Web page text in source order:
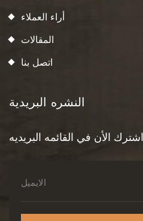
أراء العملاء
المقالات
اتصل بنا
النشره البريدية
اشترك الأن في القائمه البريديه